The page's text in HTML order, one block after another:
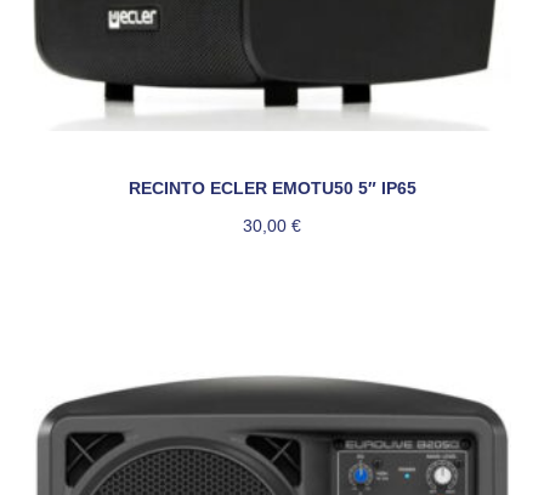
RECINTO ECLER EMOTU50 5″ IP65
30,00 €